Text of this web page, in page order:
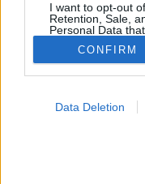
I want to opt-out
Retention, Sale,
Personal Data
Purposes for
Opted Out
CONFIRM
Data Deletion